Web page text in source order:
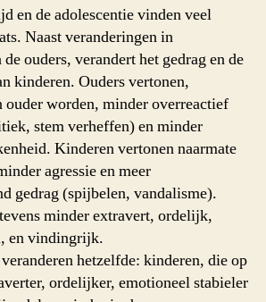
en
opvoeding
en de adolescentie vinden veel
Naast veranderingen in
ouders, verandert het gedrag en de
kinderen. Ouders vertonen,
ouder worden, minder overreactief
stem verheffen) en minder
Kinderen vertonen naarmate
agressie en meer
gedrag (spijbelen, vandalisme).
minder extravert, ordelijk,
en vindingrijk.
hetzelfde: kinderen, die op
ordelijker, emotioneel stabieler